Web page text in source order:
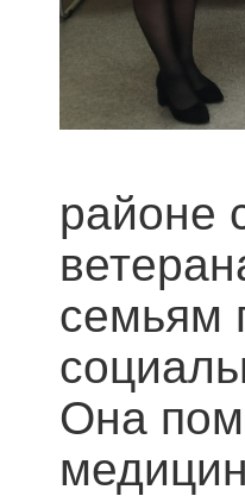
районе
семьям
Она